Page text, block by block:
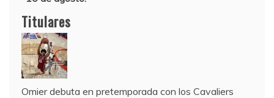
Supercopa de Europa 2022
Titulares
Omier debuta en pretemporada con los Cavaliers